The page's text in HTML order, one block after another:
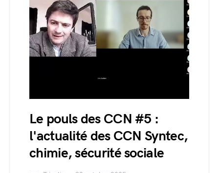
Le pouls des CCN #5 :
l'actualité des CCN Syntec,
chimie, sécurité sociale